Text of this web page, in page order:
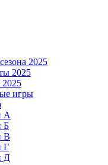
2025
2025
игры
A
Б
В
Г
Д